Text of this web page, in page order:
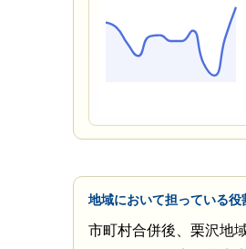
地域において担っている役
市町村合併後、栗沢地